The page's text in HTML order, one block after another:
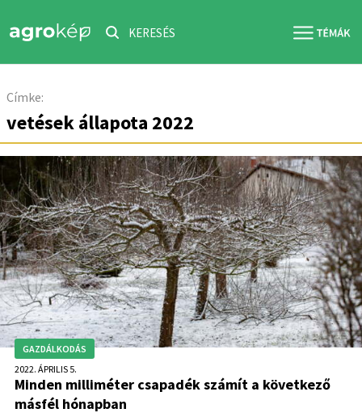
KERESÉS
Címke:
vetések állapota 2022
GAZDÁLKODÁS
2022. ÁPRILIS 5.
Minden milliméter csapadék számít a következő
másfél hónapban